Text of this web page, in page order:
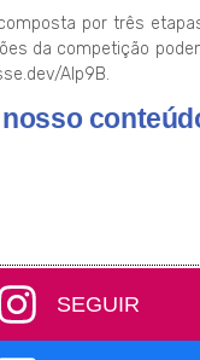
por três
da competição
Alp9B.
SEGUIR